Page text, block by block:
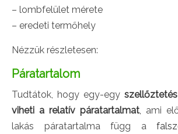
– lombfelület mérete
– eredeti termőhely
Nézzük részletesen:
Páratartalom
Tudtátok, hogy egy-egy
viheti a relatív páratartalmat, ami
lakás páratartalma függ a